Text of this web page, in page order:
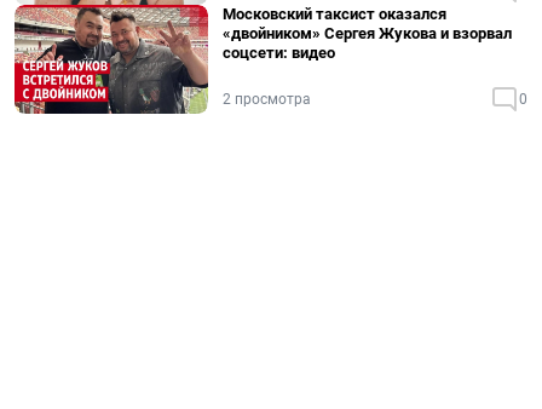
Московский таксист оказался
«двойником» Сергея Жукова и взорвал
соцсети: видео
2 просмотра 0